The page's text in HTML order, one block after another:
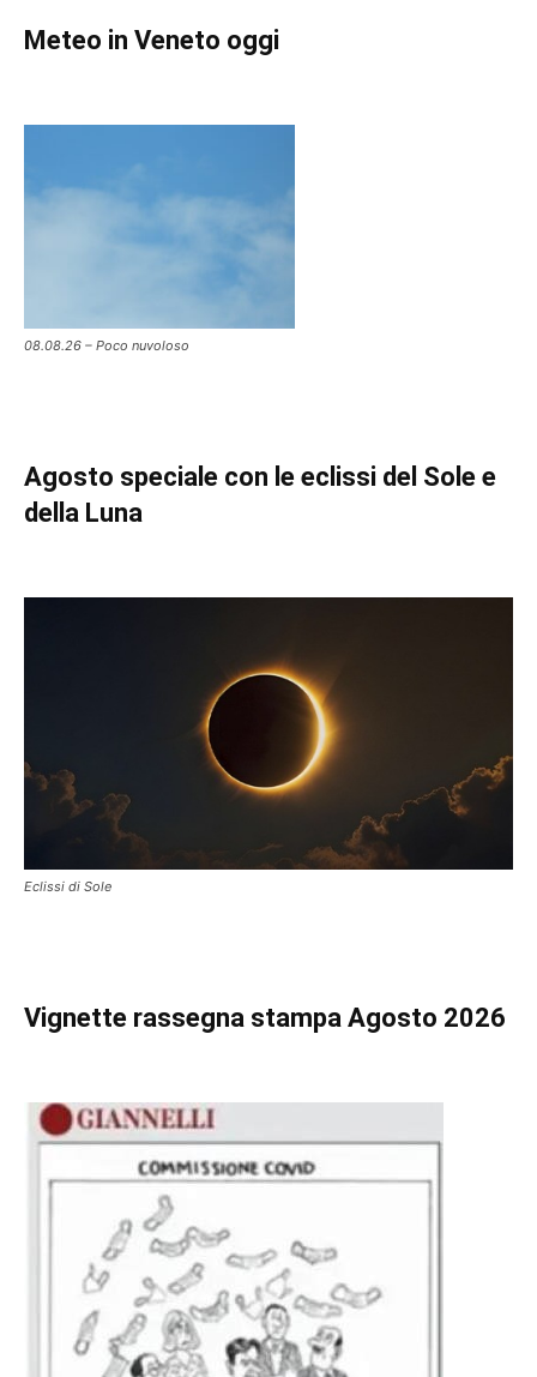
Meteo in Veneto oggi
08.08.26 – Poco nuvoloso
Agosto speciale con le eclissi del Sole e
della Luna
Eclissi di Sole
Vignette rassegna stampa Agosto 2026